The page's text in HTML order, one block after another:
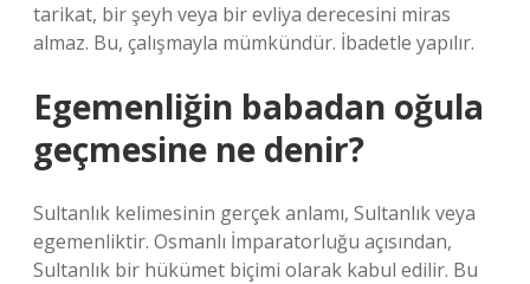
tarikat, bir şeyh veya bir evliya derecesini miras
almaz. Bu, çalışmayla mümkündür. İbadetle yapılır.
Egemenliğin babadan oğula
geçmesine ne denir?
Sultanlık kelimesinin gerçek anlamı, Sultanlık veya
egemenliktir. Osmanlı İmparatorluğu açısından,
Sultanlık bir hükümet biçimi olarak kabul edilir. Bu